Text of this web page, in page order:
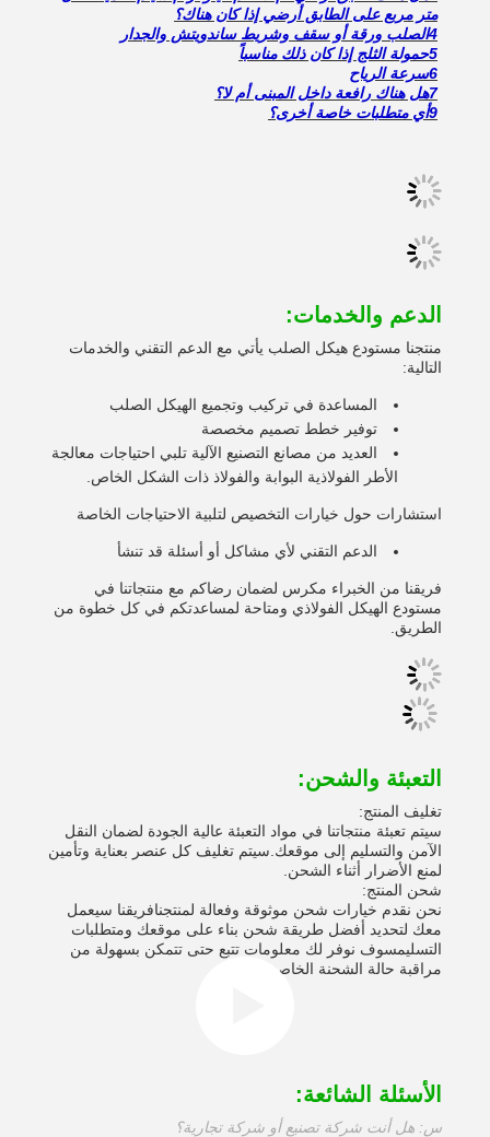
متر مربع على الطابق أرضي إذا كان هناك؟
4الصلب ورقة أو سقف وشريط ساندويتش والجدار
5حمولة الثلج إذا كان ذلك مناسباً
6سرعة الرياح
7هل هناك رافعة داخل المبنى أم لا؟
9أي متطلبات خاصة أخرى؟
الدعم والخدمات:
منتجنا مستودع هيكل الصلب يأتي مع الدعم التقني والخدمات
التالية:
المساعدة في تركيب وتجميع الهيكل الصلب
توفير خطط تصميم مخصصة
العديد من مصانع التصنيع الآلية تلبي احتياجات معالجة
الأطر الفولاذية البوابة والفولاذ ذات الشكل الخاص.
استشارات حول خيارات التخصيص لتلبية الاحتياجات الخاصة
الدعم التقني لأي مشاكل أو أسئلة قد تنشأ
فريقنا من الخبراء مكرس لضمان رضاكم مع منتجاتنا في
مستودع الهيكل الفولاذي ومتاحة لمساعدتكم في كل خطوة من
الطريق.
التعبئة والشحن:
تغليف المنتج:
سيتم تعبئة منتجاتنا في مواد التعبئة عالية الجودة لضمان النقل
الآمن والتسليم إلى موقعك.سيتم تغليف كل عنصر بعناية وتأمين
لمنع الأضرار أثناء الشحن.
شحن المنتج:
نحن نقدم خيارات شحن موثوقة وفعالة لمنتجنافريقنا سيعمل
معك لتحديد أفضل طريقة شحن بناء على موقعك ومتطلبات
التسليمسوف نوفر لك معلومات تتبع حتى تتمكن بسهولة من
مراقبة حالة الشحنة الخاصة بك.
الأسئلة الشائعة:
س: هل أنت شركة تصنيع أو شركة تجارية؟